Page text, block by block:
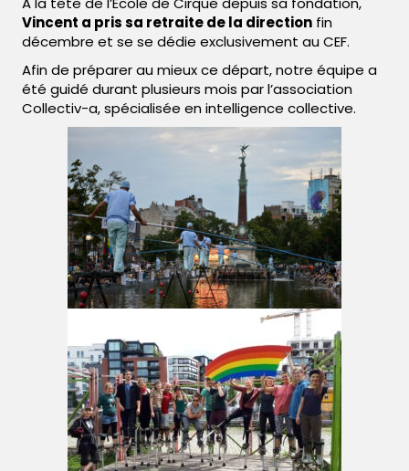
Vincent a pris sa retraite de la direction fin
décembre et se se dédie exclusivement au CEF.
Afin de préparer au mieux ce départ, notre équipe a
été guidé durant plusieurs mois par l’association
Collectiv-a, spécialisée en intelligence collective.